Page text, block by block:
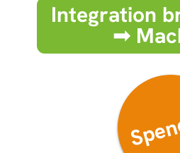
Integration
➟